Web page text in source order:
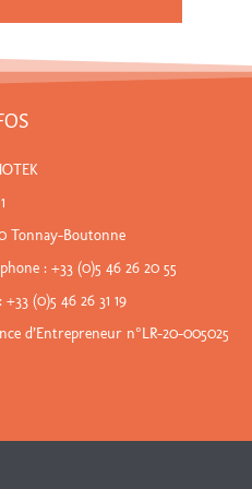
Tonnay-Boutonne
: +33 (0)5 46 26 20 55
+33 (0)5 46 26 31 19
d’Entrepreneur n°LR-20-005025